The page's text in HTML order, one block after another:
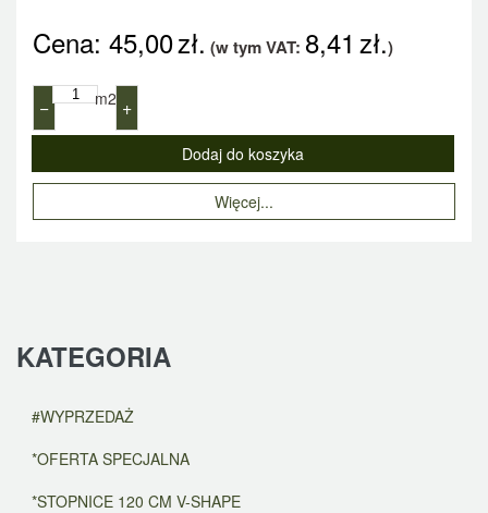
Cena: 45,00zł. (w tym VAT: 8,41 zł.)
− m2 +
Więcej...
KATEGORIA
#WYPRZEDAŻ
*OFERTA SPECJALNA
*STOPNICE 120 CM V-SHAPE